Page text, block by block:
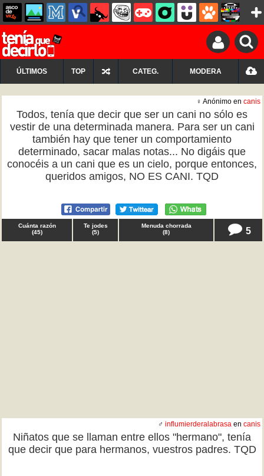
ÚLTIMOS TOP CATEG. MODERA
♀ Anónimo en canis
Todos, tenía que decir que ser un cani no sólo es
vestir de una determinada manera. Para ser un cani
también hay que tener un comportamiento
determinado, sacar malas notas... No digáis que
conocéis a un cani que es un cielo, porque entonces,
queridos amigos, NO ES CANI. TQD
Cuánta razón
(45)
Te jodes
(5)
Menuda chorrada
(8) 5
♂ influmierderalabrasa en canis
Niñatos que se llaman entre ellos "hermano", tenía
que decir que para hermanos, vuestros padres. TQD